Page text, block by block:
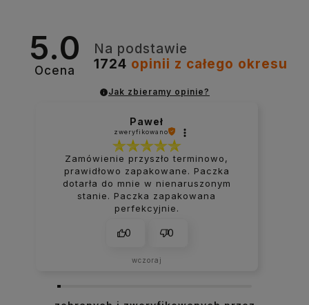
5.0
Ocena
Na podstawie
1724 opinii z całego okresu
Jak zbieramy opinie?
Paweł
zweryfikowano
Zamówienie przyszło terminowo,
prawidłowo zapakowane. Paczka
dotarła do mnie w nienaruszonym
stanie. Paczka zapakowana
perfekcyjnie.
0 0
wczoraj